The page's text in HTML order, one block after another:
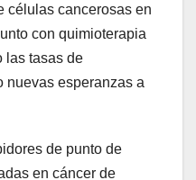
células cancerosas en
con quimioterapia
las tasas de
nuevas esperanzas a
de punto de
en cáncer de